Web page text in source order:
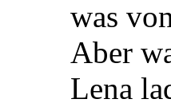
was
Aber
Lena